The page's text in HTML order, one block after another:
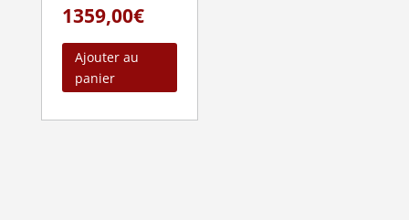
1359,00€
Ajouter au
panier